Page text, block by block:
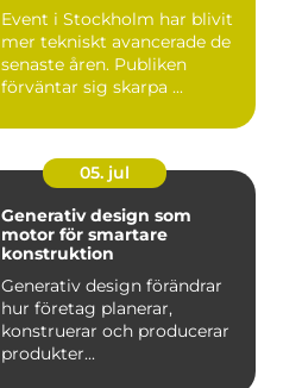
Event i Stockholm har blivit
mer tekniskt avancerade de
senaste åren. Publiken
förväntar sig skarpa ...
05. jul
Generativ design som
motor för smartare
konstruktion
Generativ design förändrar
hur företag planerar,
konstruerar och producerar
produkter...